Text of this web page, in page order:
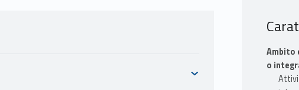
Ambito
o